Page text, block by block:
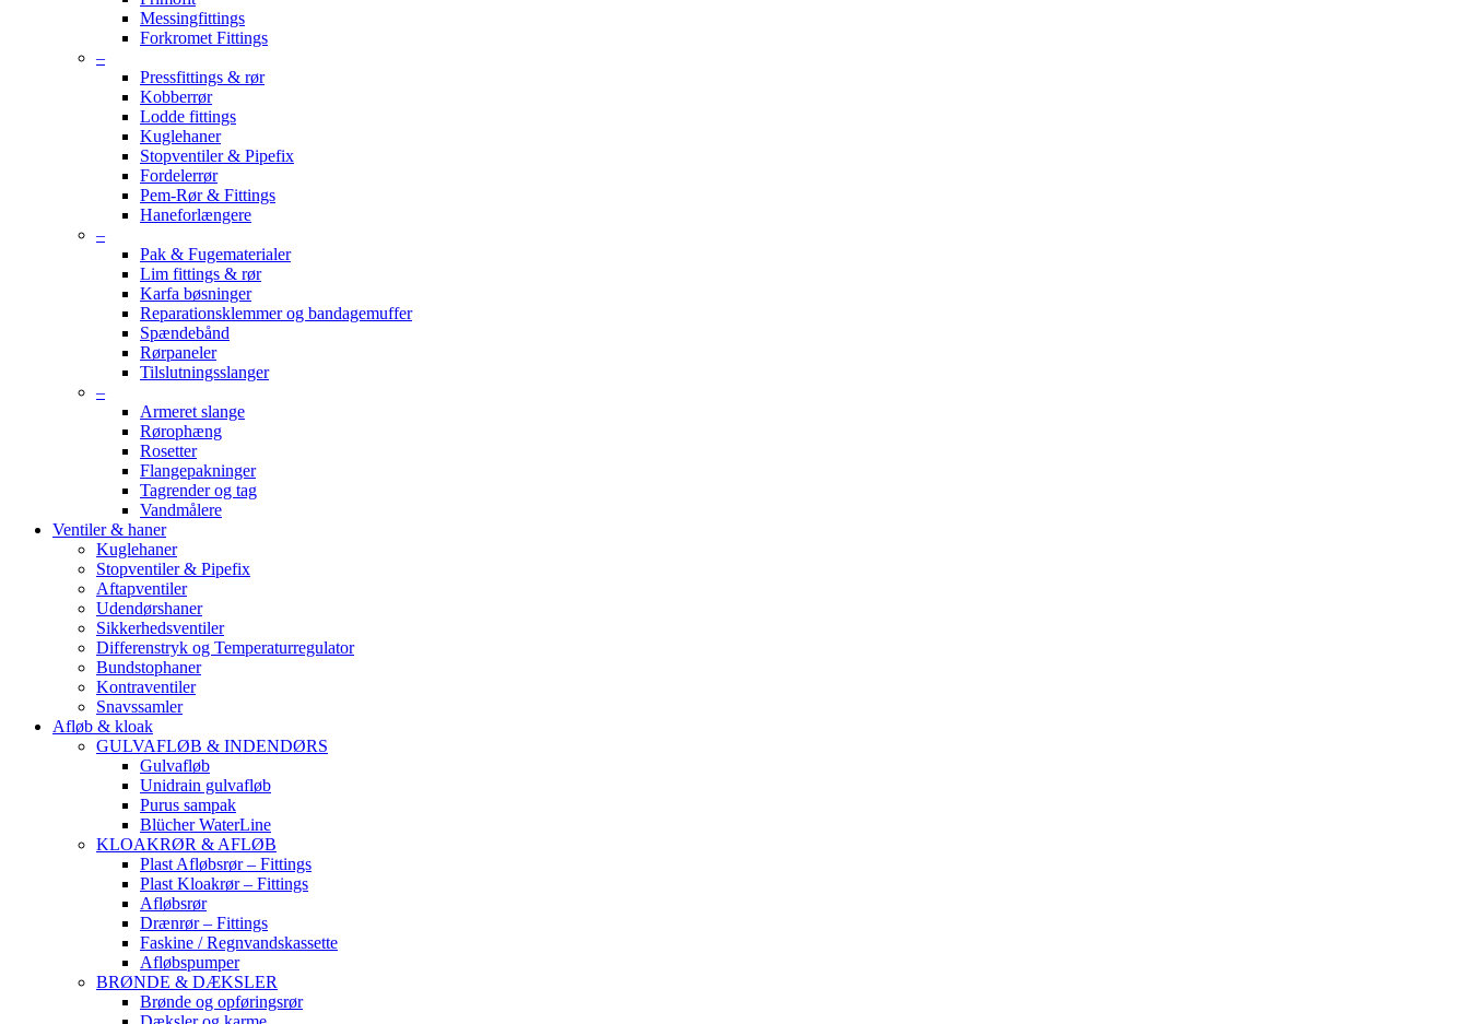
Messingfittings
Forkromet Fittings
–
Pressfittings & rør
Kobberrør
Lodde fittings
Kuglehaner
Stopventiler & Pipefix
Fordelerrør
Pem-Rør & Fittings
Haneforlængere
–
Pak & Fugematerialer
Lim fittings & rør
Karfa bøsninger
Reparationsklemmer og bandagemuffer
Spændebånd
Rørpaneler
Tilslutningsslanger
–
Armeret slange
Rørophæng
Rosetter
Flangepakninger
Tagrender og tag
Vandmålere
Ventiler & haner
Kuglehaner
Stopventiler & Pipefix
Aftapventiler
Udendørshaner
Sikkerhedsventiler
Differenstryk og Temperaturregulator
Bundstophaner
Kontraventiler
Snavssamler
Afløb & kloak
GULVAFLØB & INDENDØRS
Gulvafløb
Unidrain gulvafløb
Purus sampak
Blücher WaterLine
KLOAKRØR & AFLØB
Plast Afløbsrør – Fittings
Plast Kloakrør – Fittings
Afløbsrør
Drænrør – Fittings
Faskine / Regnvandskassette
Afløbspumper
BRØNDE & DÆKSLER
Brønde og opføringsrør